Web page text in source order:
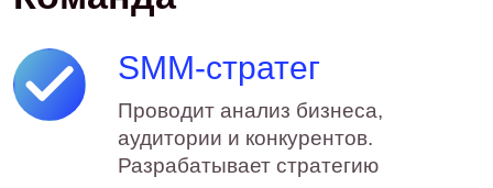
Опираемся на
реальные кейсы
Опыт в 25+ нишах. Используем
накопленный опыт, но не
переносим одинаковые
решения из одного бизнеса в
другой